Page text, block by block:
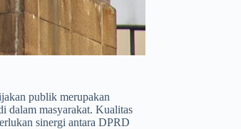
publik merupakan
dalam masyarakat. Kualitas
sinergi antara DPRD